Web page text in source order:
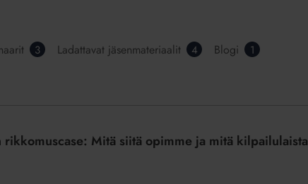
3 Ladattavat jäsenmateriaalit 4 Blogi 1
Mitä siitä opimme ja mitä kilpailulaista